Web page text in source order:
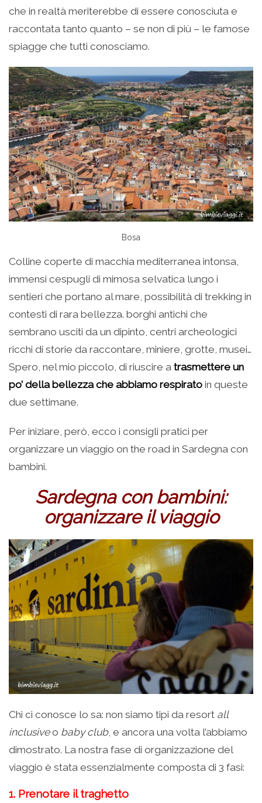
che in realtà meriterebbe di essere conosciuta e
raccontata tanto quanto – se non di più – le famose
spiagge che tutti conosciamo.
Bosa
Colline coperte di macchia mediterranea intonsa,
immensi cespugli di mimosa selvatica lungo i
sentieri che portano al mare, possibilità di trekking in
contesti di rara bellezza. borghi antichi che
sembrano usciti da un dipinto, centri archeologici
ricchi di storie da raccontare, miniere, grotte, musei…
Spero, nel mio piccolo, di riuscire a trasmettere un
po’ della bellezza che abbiamo respirato in queste
due settimane.
Per iniziare, però, ecco i consigli pratici per
organizzare un viaggio on the road in Sardegna con
bambini.
Sardegna con bambini:
organizzare il viaggio
Chi ci conosce lo sa: non siamo tipi da resort all
inclusiveo baby club, e ancora una volta l’abbiamo
dimostrato. La nostra fase di organizzazione del
viaggio è stata essenzialmente composta di 3 fasi:
1. Prenotare il traghetto